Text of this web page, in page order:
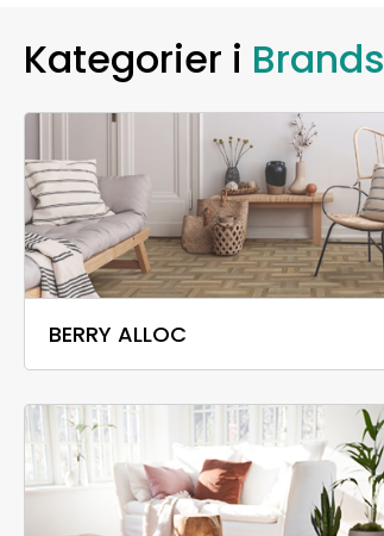
Kategorier i Brands
BERRY ALLOC